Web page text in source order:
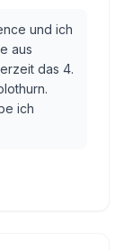
und ich
aus
das 4.
ich